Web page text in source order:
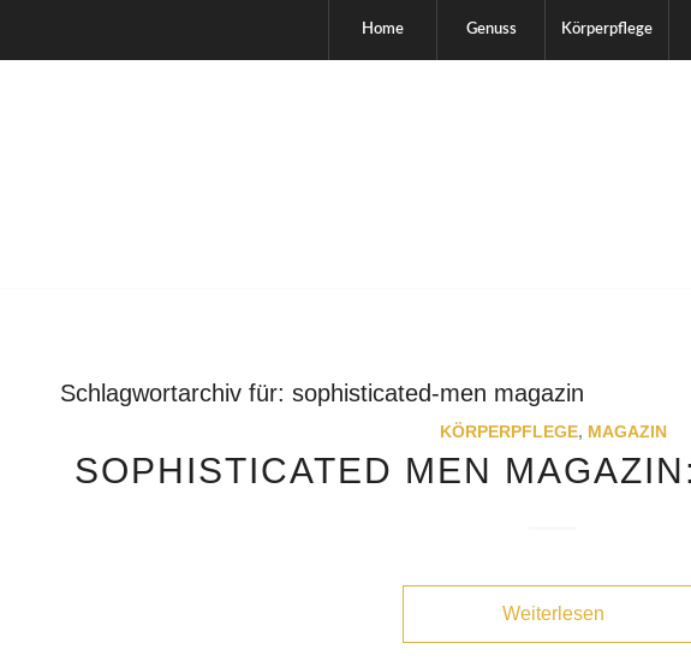
Home Genuss Körperpflege
Schlagwortarchiv für: sophisticated-men magazin
KÖRPERPFLEGE, MAGAZIN
SOPHISTICATED MEN
Weiterlesen